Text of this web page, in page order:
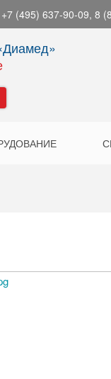
+7 (495) 637-90-09, 8